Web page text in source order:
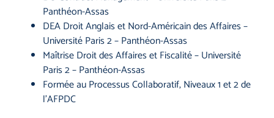
Panthéon-Assas
DEA Droit Anglais et Nord-Américain des Affaires –
Université Paris 2 – Panthéon-Assas
Maîtrise Droit des Affaires et Fiscalité – Université
Paris 2 – Panthéon-Assas
Formée au Processus Collaboratif, Niveaux 1 et 2 de
l’AFPDC